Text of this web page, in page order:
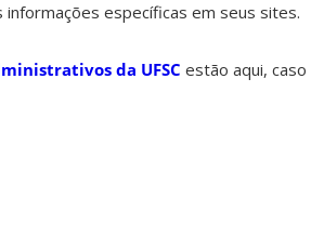
informações específicas em seus sites.
da UFSC estão aqui, caso